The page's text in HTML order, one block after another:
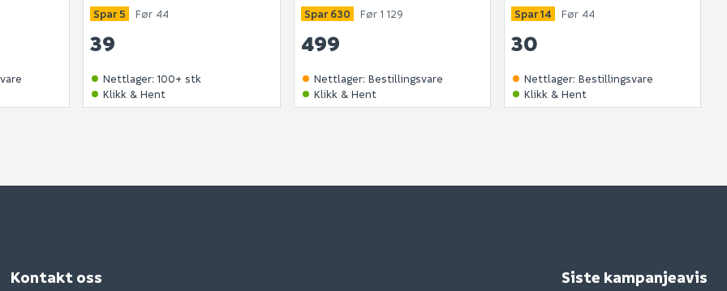
39
Spar 5 Før 44
Nettlager:100+ stk
Klikk & Hent
499
Spar 630 Før 1 129
Nettlager: Bestillingsvare
Klikk & Hent
30
Spar 14 Før 44
Nettlager: Bestillingsvare
Klikk & Hent
Kontakt oss Siste kampanjeavis